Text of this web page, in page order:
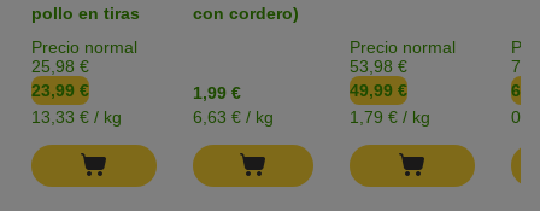
pollo en tiras
Precio normal
25,98 €
23,99 €
13,33 € / kg
con cordero)
1,99 €
6,63 € / kg
Precio normal
53,98 €
49,99 €
1,79 € / kg